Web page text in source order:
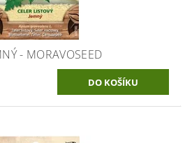
- MORAVOSEED